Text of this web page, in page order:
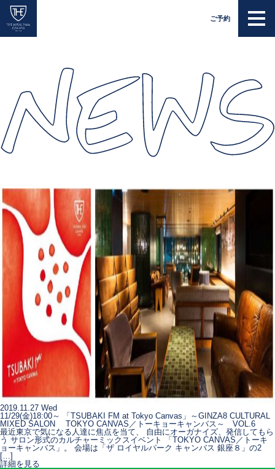
ご予約
2019.11.27 Wed
11/29(金)18:00～ 「TSUBAKI FM at Tokyo Canvas」～GINZA8 CULTURAL
MIXED SALON TOKYO CANVAS／トーキョーキャンバス～ VOL.6
最近東京で気になる人達に焦点を当て、 自由にオーガナイズ、発信してもら
う サロン形式のカルチャーミックスイベント 「TOKYO CANVAS／トーキ
ョーキャンバス」。 会場は「ザ ロイヤルパーク キャンバス 銀座８」の2
[…]
詳細を見る